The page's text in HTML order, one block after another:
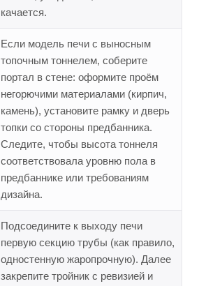
качается.
Если модель печи с выносным
топочным тоннелем, соберите
портал в стене: оформите проём
негорючими материалами (кирпич,
камень), установите рамку и дверь
топки со стороны предбанника.
Следите, чтобы высота тоннеля
соответствовала уровню пола в
предбаннике или требованиям
дизайна.
Подсоедините к выходу печи
первую секцию трубы (как правило,
одностенную жаропрочную). Далее
закрепите тройник с ревизией и